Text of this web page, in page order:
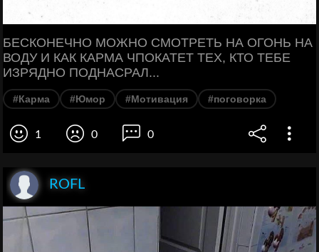
БЕСКОНЕЧНО МОЖНО СМОТРЕТЬ НА ОГОНЬ НА
ВОДУ И КАК КАРМА ЧПОКАТЕТ ТЕХ, КТО ТЕБЕ
ИЗРЯДНО ПОДНАСРАЛ...
#Карма #Юмор #Мотивация #поговорка
1 0 0
ROFL